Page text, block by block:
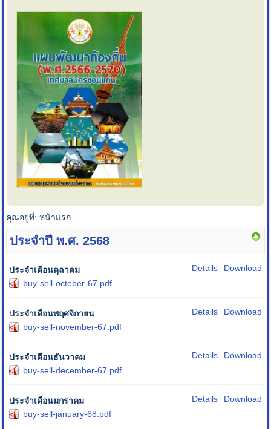
คุณอยู่ที่:หน้าแรก
ประจำปี พ.ศ. 2568
ประจำเดือนตุลาคม
buy-sell-october-67.pdf
Download
Details
ประจำเดือนพฤศจิกายน
buy-sell-november-67.pdf
Download
Details
ประจำเดือนธันวาคม
buy-sell-december-67.pdf
Download
Details
ประจำเดือนมกราคม
buy-sell-january-68.pdf
Download
Details